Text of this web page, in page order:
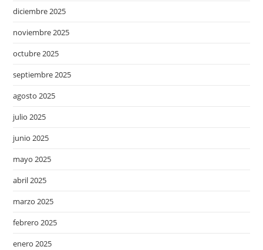
diciembre 2025
noviembre 2025
octubre 2025
septiembre 2025
agosto 2025
julio 2025
junio 2025
mayo 2025
abril 2025
marzo 2025
febrero 2025
enero 2025